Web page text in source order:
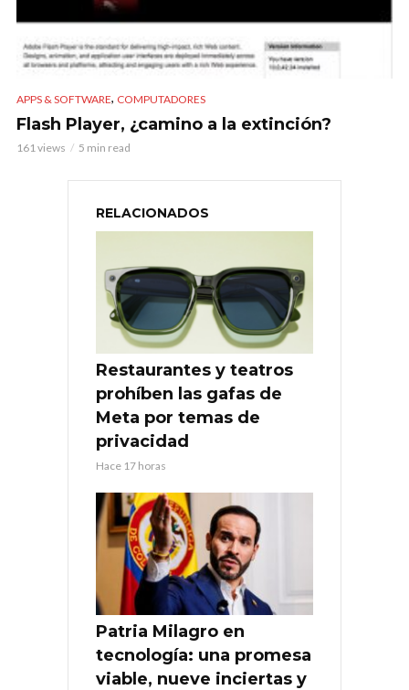
APPS & SOFTWARE, COMPUTADORES
Flash Player, ¿camino a la extinción?
161 views 5 min read
RELACIONADOS
Restaurantes y teatros
prohíben las gafas de
Meta por temas de
privacidad
Hace 17 horas
Patria Milagro en
tecnología: una promesa
viable, nueve inciertas y